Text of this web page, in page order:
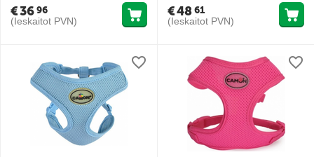
€3696
(Ieskaitot PVN)
€4861
(Ieskaitot PVN)